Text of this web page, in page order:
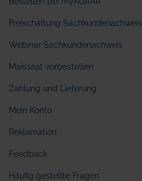
Freischaltung Sachkundenachweis
Webinar Sachkundenachweis
Maissaat vorbestellen
Zahlung und Lieferung
Mein Konto
Reklamation
Feedback
Häufig gestellte Fragen